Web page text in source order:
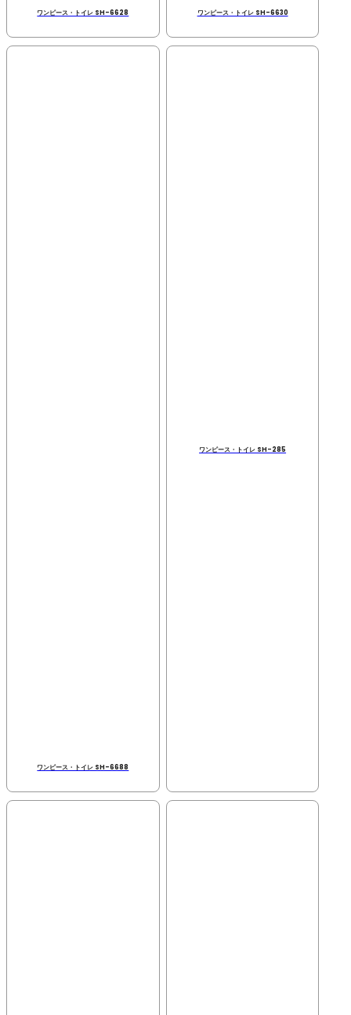
ワンピース・トイレ SH-6628 ワンピース・トイレ SH-6630
ワンピース・トイレ SH-6688
ワンピース・トイレ SH-285